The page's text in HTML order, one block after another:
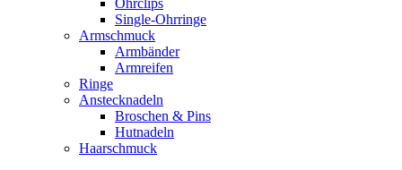
Ohrclips
Single-Ohrringe
Armschmuck
Armbänder
Armreifen
Ringe
Anstecknadeln
Broschen & Pins
Hutnadeln
Haarschmuck